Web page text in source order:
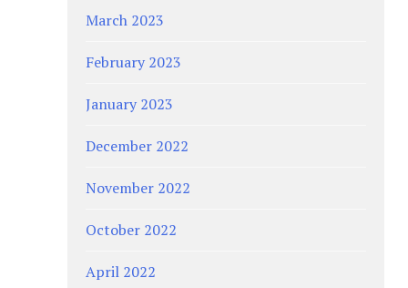
March 2023
February 2023
January 2023
December 2022
November 2022
October 2022
April 2022